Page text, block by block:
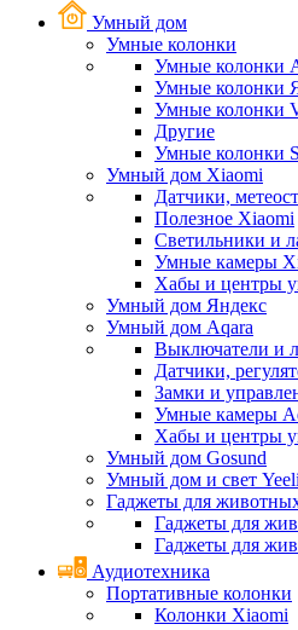
Умный дом
Умные колонки
Умные колонки
Умные колонки
Умные колонки
Другие
Умные колонки
Умный дом Xiaomi
Датчики,
Полезное Xiaomi
Светильники и
Умные камеры
Хабы и центры
Умный дом Яндекс
Умный дом Aqara
Выключатели и
Датчики,
Замки и
Умные камеры
Хабы и центры
Умный дом Gosund
Умный дом и свет
Гаджеты для
Гаджеты для
Гаджеты для
Аудиотехника
Портативные колонки
Колонки Xiaomi